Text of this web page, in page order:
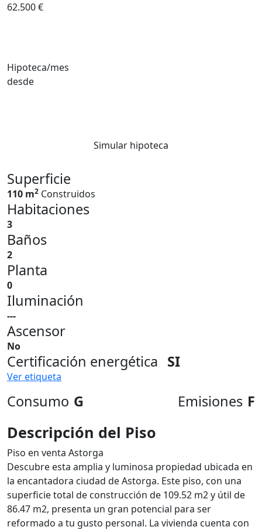
62.500 €
Hipoteca/mes
desde
Simular hipoteca
Superficie
110 m2 Construidos
Habitaciones
3
Baños
2
Planta
0
Iluminación
---
Ascensor
No
Certificación energética SI
Ver etiqueta
Consumo G Emisiones F
Descripción del Piso
Piso en venta Astorga
Descubre esta amplia y luminosa propiedad ubicada en
la encantadora ciudad de Astorga. Este piso, con una
superficie total de construcción de 109.52 m2 y útil de
86.47 m2, presenta un gran potencial para ser
reformado a tu gusto personal. La vivienda cuenta con